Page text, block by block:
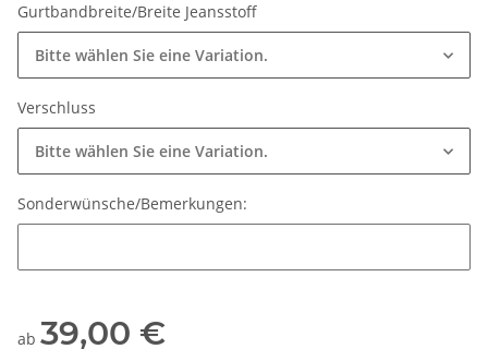
Gurtbandbreite/Breite Jeansstoff
Bitte wählen Sie eine Variation.
Verschluss
Bitte wählen Sie eine Variation.
Sonderwünsche/Bemerkungen:
ab 39,00 €